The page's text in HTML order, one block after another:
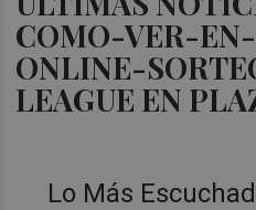
COMO-VER-
ONLINE-
LEAGUE EN
Lo Más